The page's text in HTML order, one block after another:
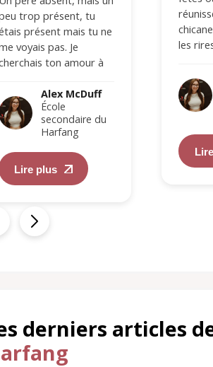
trop présent, tu
présent mais tu ne
voyais pas. Je
ton amour à
Alex McDuff
École
secondaire du
Harfang
Lire plus
les
les
derniers articles